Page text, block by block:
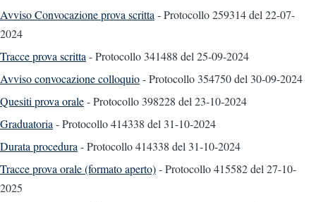
Avviso Convocazione prova scritta - Protocollo 259314del 22-07-
2024
Tracce prova scritta - Protocollo 341488 del 25-09-2024
Avviso convocazione colloquio- Protocollo 354750del 30-09-2024
Quesiti prova orale- Protocollo 398228 del 23-10-2024
Graduatoria - Protocollo 414338 del 31-10-2024
Durata procedura - Protocollo 414338 del 31-10-2024
Tracce prova orale (formato aperto)- Protocollo 415582del 27-10-
2025